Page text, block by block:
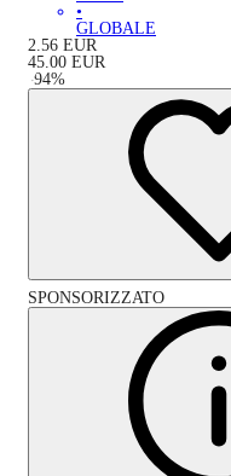
•
GLOBALE
2.56 EUR
45.00 EUR
-94%
SPONSORIZZATO